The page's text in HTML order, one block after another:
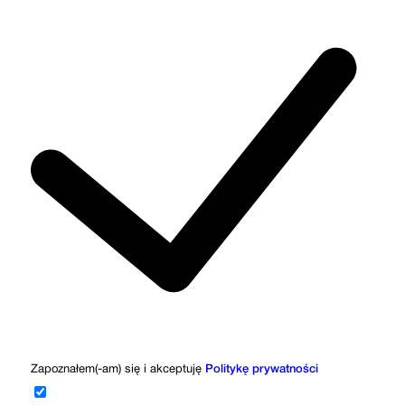
Zapoznałem(-am) się i akceptuję Politykę prywatności